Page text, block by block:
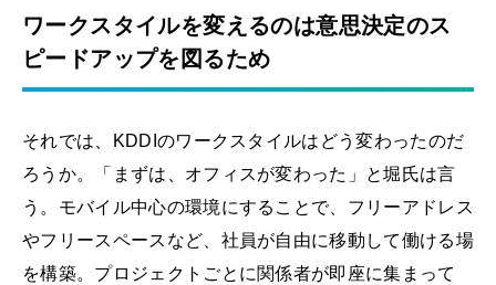
ワークスタイルを変えるのは意思決定のス
ピードアップを図るため
それでは、KDDIのワークスタイルはどう変わったのだ
ろうか。「まずは、オフィスが変わった」と堀氏は言
う。モバイル中心の環境にすることで、フリーアドレス
やフリースペースなど、社員が自由に移動して働ける場
を構築。プロジェクトごとに関係者が即座に集まって